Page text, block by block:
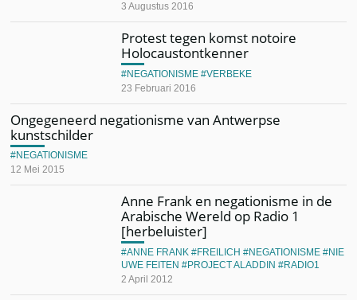
3 Augustus 2016
Protest tegen komst notoire
Holocaustontkenner
23 Februari 2016
NEGATIONISME VERBEKE
Ongegeneerd negationisme van Antwerpse
kunstschilder
12 Mei 2015
NEGATIONISME
Anne Frank en negationisme in de
Arabische Wereld op Radio 1
[herbeluister]
2 April 2012
ANNE FRANK FREILICH NEGATIONISME
NIE
UWE FEITEN
PROJECT ALADDIN RADIO1